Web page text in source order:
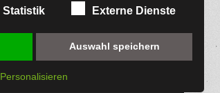
Statistik Externe Dienste
Auswahl speichern
Personalisieren